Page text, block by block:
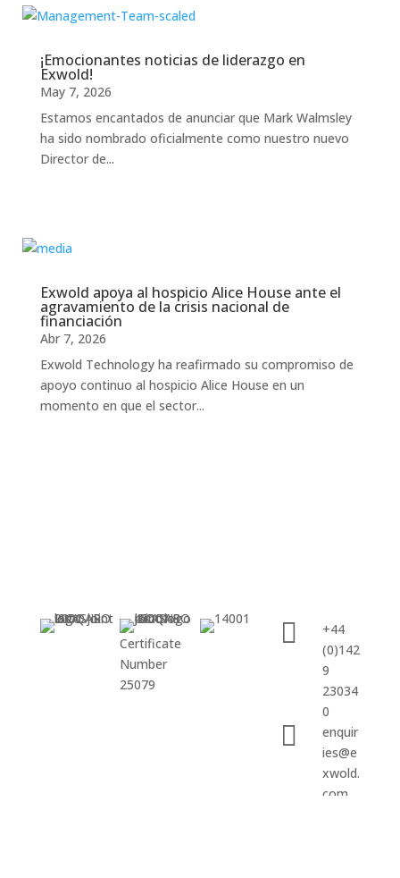
¡Emocionantes noticias de liderazgo en
Exwold!
May 7, 2026
Estamos encantados de anunciar que Mark Walmsley
ha sido nombrado oficialmente como nuestro nuevo
Director de...
Exwold apoya al hospicio Alice House ante el
agravamiento de la crisis nacional de
financiación
Abr 7, 2026
Exwold Technology ha reafirmado su compromiso de
apoyo continuo al hospicio Alice House en un
momento en que el sector...
Certificate
Number
25079

+44
(0)142
9
23034
0

enquir
ies@e
xwold.
com